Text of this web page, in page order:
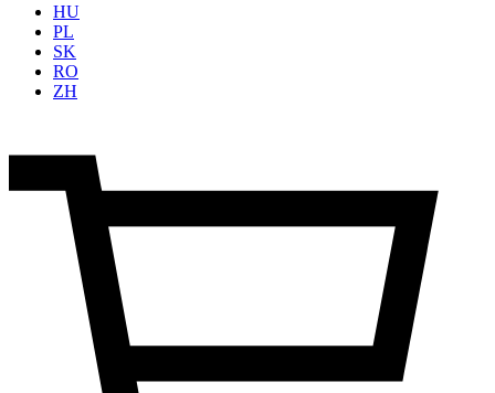
HU
PL
SK
RO
ZH